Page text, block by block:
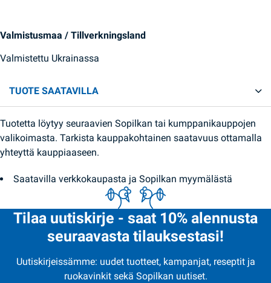
Valmistusmaa / Tillverkningsland
Valmistettu Ukrainassa
TUOTE SAATAVILLA
Tuotetta löytyy seuraavien Sopilkan tai kumppanikauppojen
valikoimasta. Tarkista kauppakohtainen saatavuus ottamalla
yhteyttä kauppiaaseen.
Saatavilla verkkokaupasta ja Sopilkan myymälästä
Tilaa uutiskirje - saat 10% alennusta
seuraavasta tilauksestasi!
Uutiskirjeissämme: uudet tuotteet, kampanjat, reseptit ja
ruokavinkit sekä Sopilkan uutiset.